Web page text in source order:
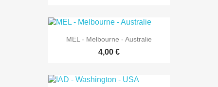
MEL - Melbourne - Australie
4,00 €